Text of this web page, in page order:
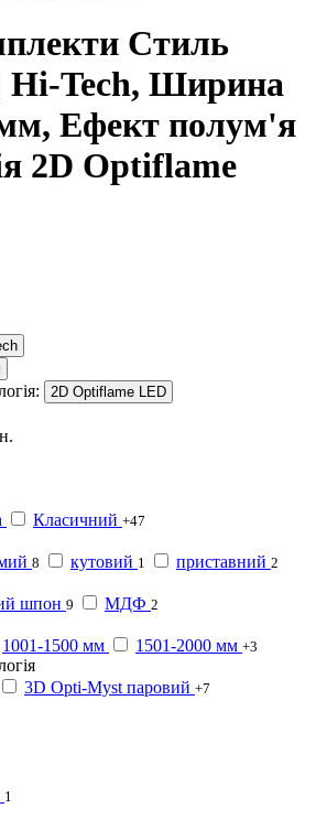
Стиль
Hi-Tech, Ширина
Ефект полум'я
2D Optiflame
2D Optiflame LED
Класичний +47
8 кутовий 1 приставний 2
шпон 9 МДФ 2
1001-1500 мм 1501-2000 мм +3
3D Opti-Myst паровий +7
1